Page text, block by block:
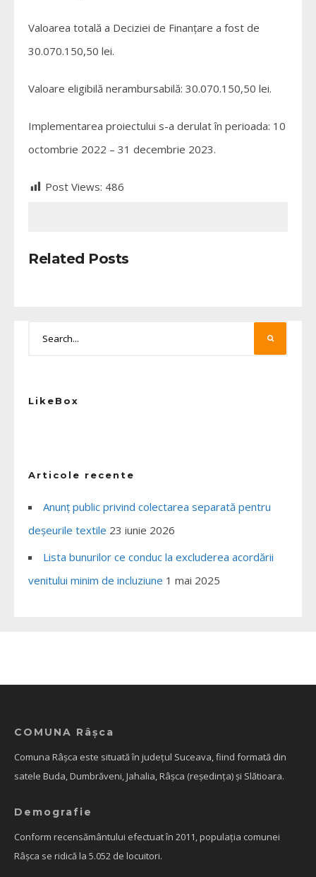
Valoarea totală a Deciziei de Finanțare a fost de
30.070.150,50 lei.
Valoare eligibilă nerambursabilă: 30.070.150,50 lei.
Implementarea proiectului s-a derulat în perioada: 10
octombrie 2022 – 31 decembrie 2023.
Post Views: 486
Related Posts
LikeBox
Articole recente
Anunț public privind colectarea separată pentru
deșeurile textile 23 iunie 2026
Lista bunurilor ce conduc la excluderea acordării
venitului minim de incluziune 1 mai 2025
COMUNA Râșca
Comuna Râșca este situată în județul Suceava, fiind formată din
satele Buda, Dumbrăveni, Jahalia, Râșca (reședința) și Slătioara.
Demografie
Conform recensământului efectuat în 2011, populația comunei
Râșca se ridică la 5.052 de locuitori.